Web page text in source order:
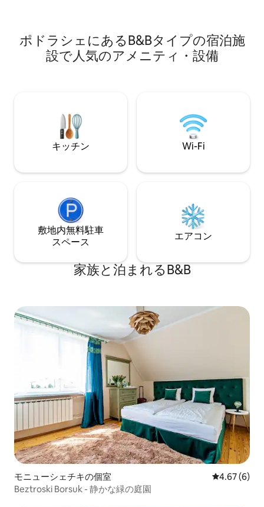
ポドラシェにあるB&Bタイプの宿泊施
設で人気のアメニティ・設備
キッチン Wi-Fi
敷地内無料駐⁠車
ス⁠ペ⁠ー⁠ス
エアコン
家族と泊まれるB&B
モニューシェチキの個室 レビュー6
4.67 (6)
Beztroski Borsuk - 静かな緑の庭園